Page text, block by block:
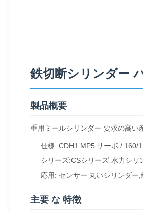
鉄切断シリンダー
製品概要
重用ミールシリンダー 要求の高い
仕様: CDH1 MP5 サーボ / 160/
シリーズ:CSシリーズ 水力シ
応用: センサー 丸いシリンダー
主要 な 特徴